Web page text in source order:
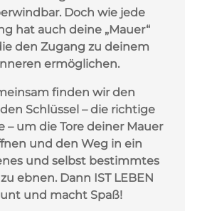
Doch wie jede
hat auch deine „Mauer“
den Zugang zu deinem
Inneren ermöglichen.
finden wir den
Schlüssel – die richtige
– um die Tore deiner Mauer
und den Weg in ein
und selbst bestimmtes
ebnen. Dann IST LEBEN
und macht Spaß!